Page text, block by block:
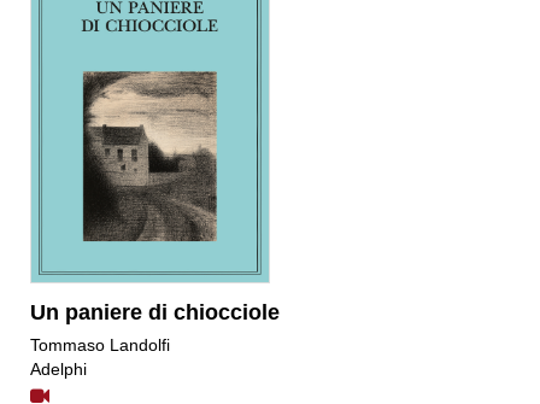
Un paniere di chiocciole
Tommaso Landolfi
Adelphi